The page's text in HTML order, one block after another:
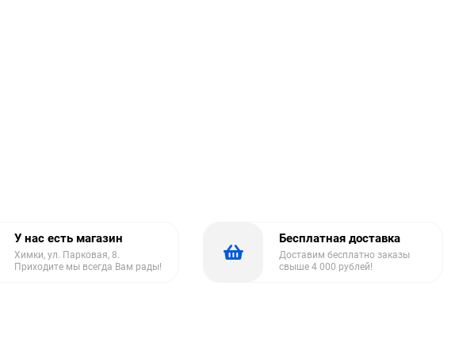
У нас есть магазин
Химки, ул. Парковая, 8.
Приходите мы всегда Вам рады!
Бесплатная доставка
Доставим бесплатно заказы
свыше 4 000 рублей!